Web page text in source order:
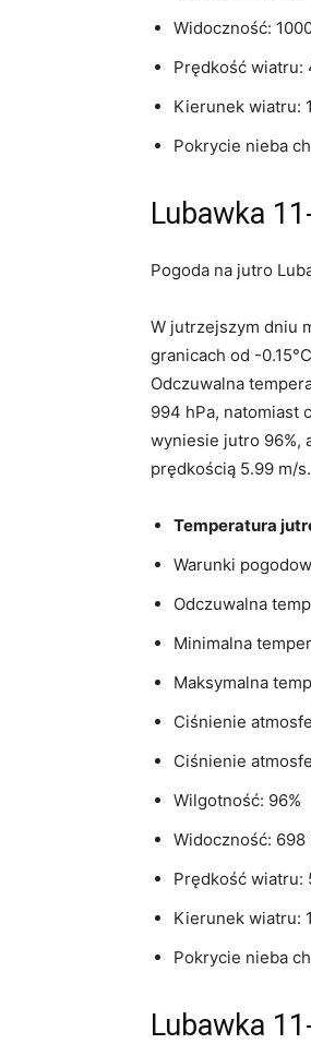
Widoczność:
Prędkość wiatru:
Kierunek wiatru:
Pokrycie nieba
Lubawka
Pogoda na jutro
W jutrzejszym dniu
granicach od -
Odczuwalna
994 hPa, natomiast
wyniesie jutro 96%,
prędkością 5.99 m/
Temperatura
Warunki
Odczuwalna
Minimalna
Maksymalna
Ciśnienie
Ciśnienie
Wilgotność: 96%
Widoczność:
Prędkość wiatru:
Kierunek wiatru:
Pokrycie nieba
Lubawka